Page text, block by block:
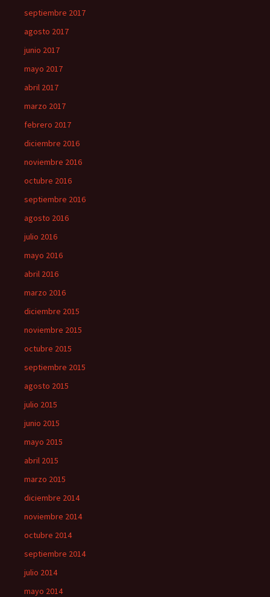
septiembre 2017
agosto 2017
junio 2017
mayo 2017
abril 2017
marzo 2017
febrero 2017
diciembre 2016
noviembre 2016
octubre 2016
septiembre 2016
agosto 2016
julio 2016
mayo 2016
abril 2016
marzo 2016
diciembre 2015
noviembre 2015
octubre 2015
septiembre 2015
agosto 2015
julio 2015
junio 2015
mayo 2015
abril 2015
marzo 2015
diciembre 2014
noviembre 2014
octubre 2014
septiembre 2014
julio 2014
mayo 2014